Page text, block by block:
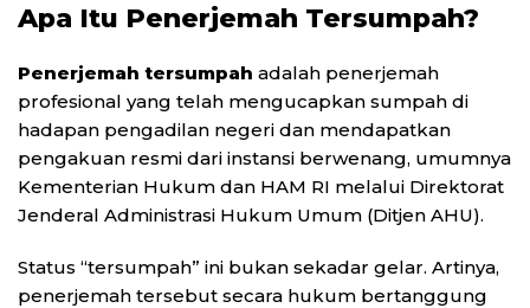
Apa Itu Penerjemah Tersumpah?
Penerjemah tersumpah adalah penerjemah
profesional yang telah mengucapkan sumpah di
hadapan pengadilan negeri dan mendapatkan
pengakuan resmi dari instansi berwenang, umumnya
Kementerian Hukum dan HAM RI melalui Direktorat
Jenderal Administrasi Hukum Umum (Ditjen AHU).
Status “tersumpah” ini bukan sekadar gelar. Artinya,
penerjemah tersebut secara hukum bertanggung